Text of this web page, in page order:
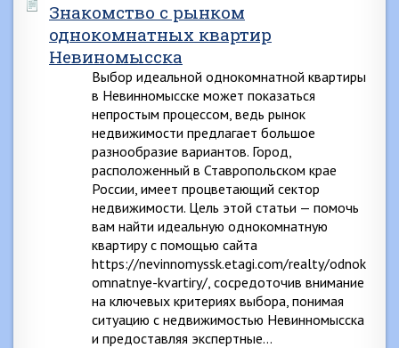
Знакомство с рынком
однокомнатных квартир
Невиномысска
Выбор идеальной однокомнатной квартиры
в Невинномысске может показаться
непростым процессом, ведь рынок
недвижимости предлагает большое
разнообразие вариантов. Город,
расположенный в Ставропольском крае
России, имеет процветающий сектор
недвижимости. Цель этой статьи — помочь
вам найти идеальную однокомнатную
квартиру с помощью сайта
https://nevinnomyssk.etagi.com/realty/odnok
omnatnye-kvartiry/, сосредоточив внимание
на ключевых критериях выбора, понимая
ситуацию с недвижимостью Невинномысска
и предоставляя экспертные…